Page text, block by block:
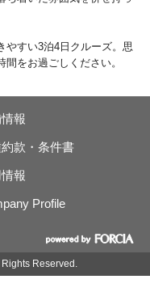
すい3泊4日クルーズ。思
をお過ごしください。
報
款・条件書
報
Profile
Reserved.